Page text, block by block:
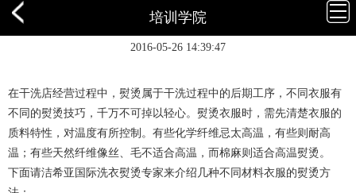
培训学院
衣服有哪些熨烫技巧
2016-05-26 14:39:47
在干洗店经营过程中，熨烫属于干洗过程中的后期工序，不同衣服有
不同的熨烫技巧，千万不可掉以轻心。熨烫衣服时，需先清楚衣服的
质料特性，对温度有所控制。有些化学纤维忌太高温，有些则耐高
温；有些天然纤维像丝、毛不适合高温，而棉麻则适合高温熨烫。
下面请洁希亚国际洗衣熨烫专家来介绍几种不同材料衣服的熨烫方